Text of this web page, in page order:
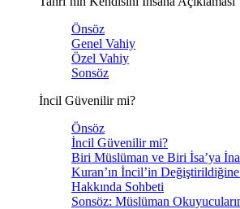
Önsöz
Genel Vahiy
Özel Vahiy
Sonsöz
İncil Güvenilir mi?
Önsöz
İncil Güvenilir mi?
Biri Müslüman ve Biri İsa’ya
Kuran’ın İncil’in
Hakkında Sohbeti
Sonsöz: Müslüman